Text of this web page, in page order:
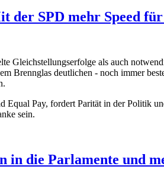
der SPD mehr Speed
Gleichstellungserfolge als auch
Brennglas deutlichen - noch immer
Equal Pay, fordert Parität in der Politik
sein.
in die Parlamente und